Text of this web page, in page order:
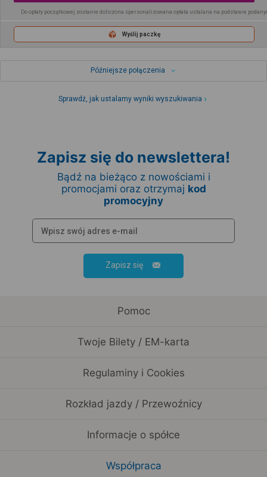
Do opłaty początkowej zostanie doliczona spersonalizowana opłata ustalana na podstawie
Wyślij paczkę
Późniejsze połączenia
Sprawdź, jak ustalamy wyniki wyszukiwania
Zapisz się do newslettera!
Bądź na bieżąco z nowościami i
promocjami oraz otrzymaj kod
promocyjny
Zapisz się
Pomoc
Twoje Bilety / EM-karta
Regulaminy i Cookies
Rozkład jazdy / Przewoźnicy
Informacje o spółce
Współpraca